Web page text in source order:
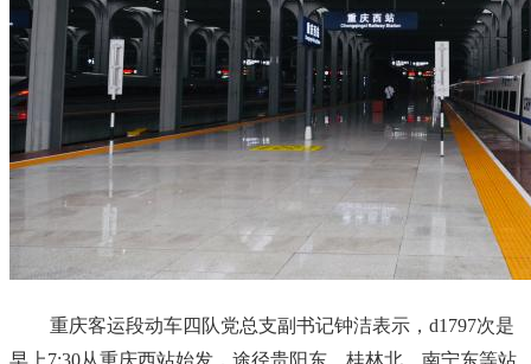
重庆客运段动车四队党总支副书记钟洁表示，d1797次是
早上7:30从重庆西站始发，途径贵阳东、桂林北、南宁东等站